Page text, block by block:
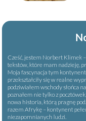
Cześć, jestem Norbert Klimek
tekstów, które mam nadzieję,
Moja fascynacja tym
przekształciły się w realne
podziwiałem wschody słońca
poznałem nie tylko z
nowa historia, którą pragnę
razem Afrykę – kontynent
niezapomnianych ludzi.